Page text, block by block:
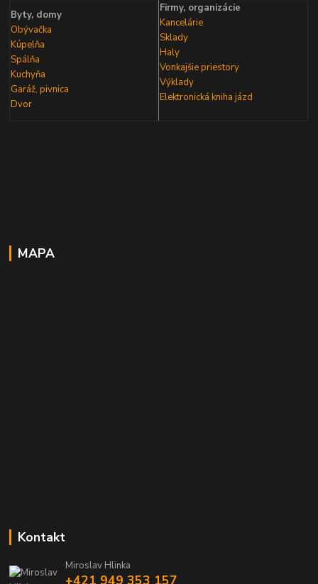
Byty, domy
Obývačka
Kúpelňa
Spálňa
Kuchyňa
Garáž, pivnica
Dvor
Firmy, organizácie
Kancelárie
Sklady
Haly
Vonkajšie priestory
Výklady
Elektronická kniha jázd
MAPA
Kontakt
Miroslav Hlinka